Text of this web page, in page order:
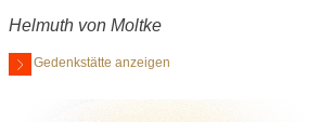
Helmuth von Moltke
Gedenkstätte anzeigen